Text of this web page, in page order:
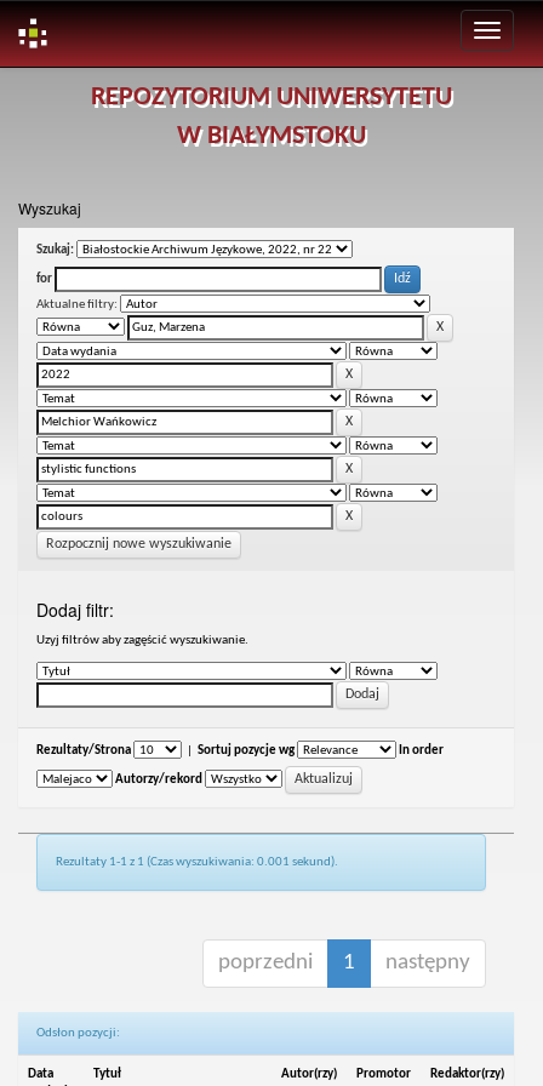
REPOZYTORIUM UNIWERSYTETU
W BIAŁYMSTOKU
Wyszukaj
Szukaj:
for
Aktualne filtry:
Rozpocznij nowe wyszukiwanie
Dodaj filtr:
Uzyj filtrów aby zagęścić wyszukiwanie.
Rezultaty/Strona Sortuj pozycje wg In order
Autorzy/rekord
Rezultaty 1-1 z 1 (Czas wyszukiwania: 0.001 sekund).
poprzedni 1 następny
Odsłon pozycji:
Data Tytuł Autor(rzy) Promotor Redaktor(rzy)